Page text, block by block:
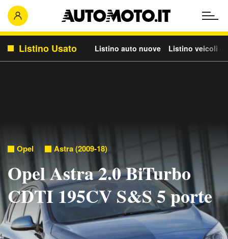
Listino Usato Listino auto nuove Listino veicoli
Opel Astra (2009-18)
Opel Astra 2.0 BiTurbo
CDTI 195CV S&S 5 porte